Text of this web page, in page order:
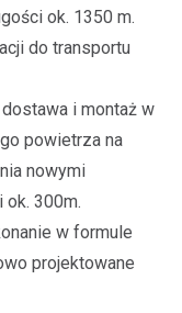
ok. 1350 m.
do transportu
i montaż w
powietrza na
nowymi
ok. 300m.
w formule
projektowane